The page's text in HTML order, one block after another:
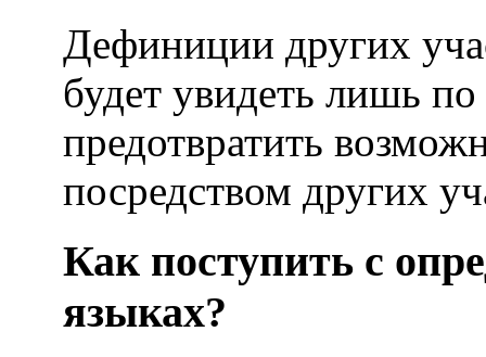
Дефиниции других
будет увидеть лишь
предотвратить
посредством других
Как поступить с
языках?